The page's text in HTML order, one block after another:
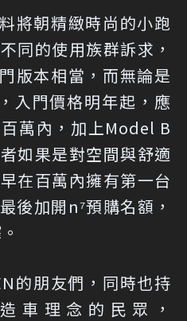
將朝精緻時尚的小跑
同的使用族群訴求，
版本相當，而無論是
入門價格明年起，應
萬內，加上Model B
如果是對空間與舒適
在百萬內擁有第一台
後加開n⁷預購名額，
的朋友們，同時也持
車理念的民眾，